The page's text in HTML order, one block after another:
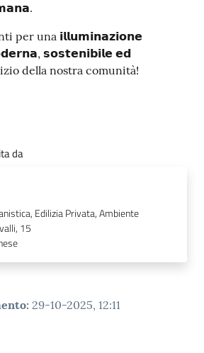
per una 𝗶𝗹𝗹𝘂𝗺𝗶𝗻𝗮𝘇𝗶𝗼𝗻𝗲
𝘀𝗼𝘀𝘁𝗲𝗻𝗶𝗯𝗶𝗹𝗲 𝗲𝗱
della nostra comunità!
da
Edilizia Privata, Ambiente
15
: 29-10-2025, 12:11